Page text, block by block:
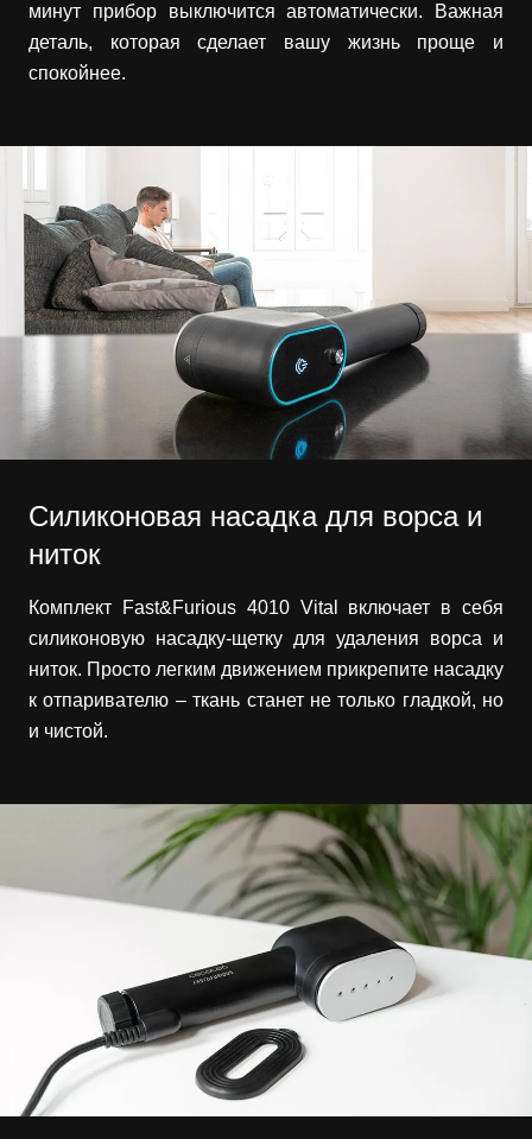
минут прибор выключится автоматически. Важная
деталь, которая сделает вашу жизнь проще и
спокойнее.
Силиконовая насадка для ворса и
ниток
Комплект Fast&Furious 4010 Vital включает в себя
силиконовую насадку-щетку для удаления ворса и
ниток. Просто легким движением прикрепите насадку
к отпаривателю – ткань станет не только гладкой, но
и чистой.